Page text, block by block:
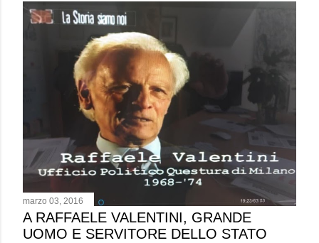
marzo 03, 2016
A RAFFAELE VALENTINI, GRANDE
UOMO E SERVITORE DELLO STATO